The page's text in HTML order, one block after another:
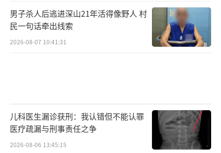
男子杀人后逃进深山21年活得像野人 村
民一句话牵出线索
2026-08-07 10:41:31
儿科医生漏诊获刑：我认错但不能认罪
医疗疏漏与刑事责任之争
2026-08-06 13:45:15